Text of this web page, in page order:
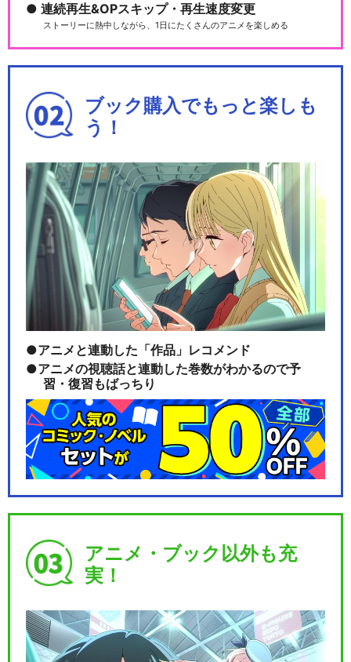
連続再生&OPスキップ・再生速度変更
ストーリーに熱中しながら、1日にたくさんのアニメを楽しめる
ブック購入でもっと楽しも
う！
アニメと連動した「作品」レコメンド
アニメの視聴話と連動した巻数がわかるので予
習・復習もばっちり
アニメ・ブック以外も充
実！